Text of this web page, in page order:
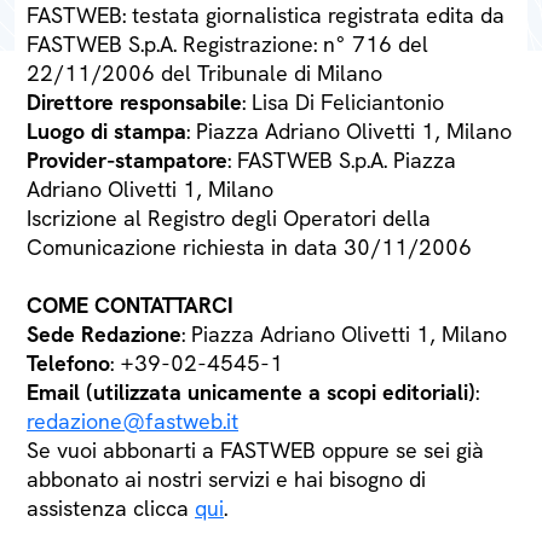
FASTWEB: testata giornalistica registrata edita da
FASTWEB S.p.A. Registrazione: n° 716 del
22/11/2006 del Tribunale di Milano
Direttore responsabile: Lisa Di Feliciantonio
Luogo di stampa: Piazza Adriano Olivetti 1, Milano
Provider-stampatore: FASTWEB S.p.A. Piazza
Adriano Olivetti 1, Milano
Iscrizione al Registro degli Operatori della
Comunicazione richiesta in data 30/11/2006
COME CONTATTARCI
Sede Redazione: Piazza Adriano Olivetti 1, Milano
Telefono: +39-02-4545-1
Email (utilizzata unicamente a scopi editoriali):
redazione@fastweb.it
Se vuoi abbonarti a FASTWEB oppure se sei già
abbonato ai nostri servizi e hai bisogno di
assistenza clicca qui.